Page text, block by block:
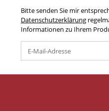
Bitte senden Sie mir
Datenschutzerklärung
Informationen zu Ihrem